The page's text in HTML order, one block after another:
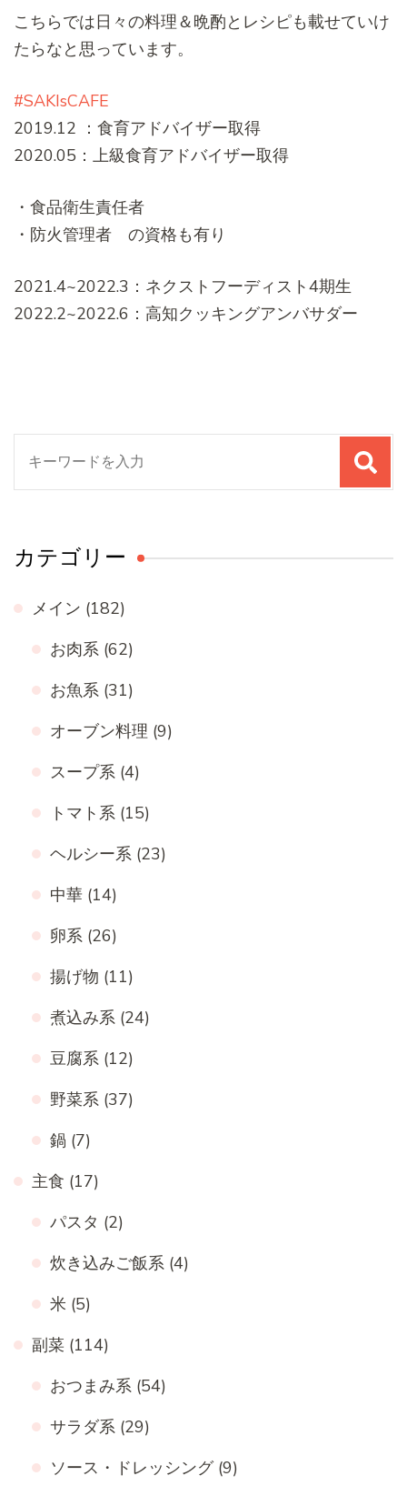
こちらでは日々の料理＆晩酌とレシピも載せていけ
たらなと思っています。
#SAKIsCAFE
2019.12 ：食育アドバイザー取得
2020.05：上級食育アドバイザー取得
・食品衛生責任者
・防火管理者 の資格も有り
2021.4~2022.3：ネクストフーディスト4期生
2022.2~2022.6：高知クッキングアンバサダー
カテゴリー
メイン (182)
お肉系 (62)
お魚系 (31)
オーブン料理 (9)
スープ系 (4)
トマト系 (15)
ヘルシー系 (23)
中華 (14)
卵系 (26)
揚げ物 (11)
煮込み系 (24)
豆腐系 (12)
野菜系 (37)
鍋 (7)
主食 (17)
パスタ (2)
炊き込みご飯系 (4)
米 (5)
副菜 (114)
おつまみ系 (54)
サラダ系 (29)
ソース・ドレッシング(9)